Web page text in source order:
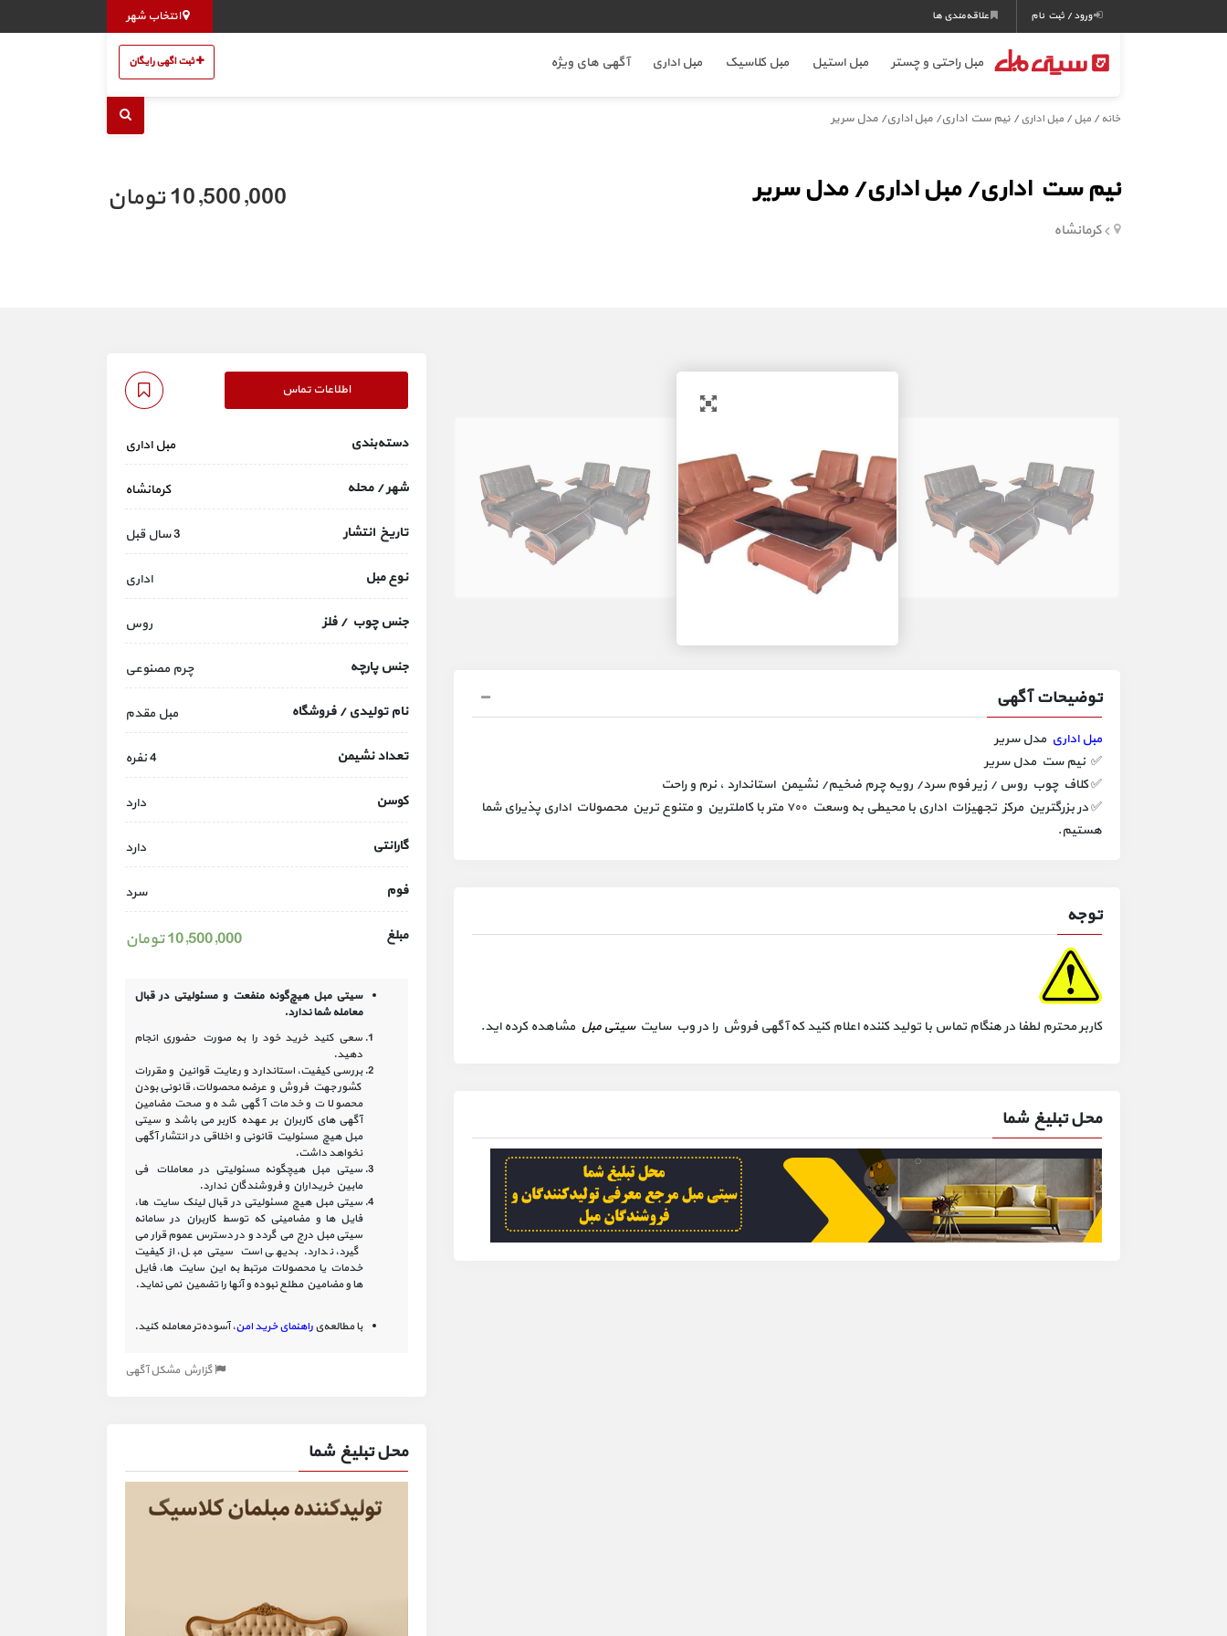
انتخاب شهر ورود / ثبت نام علاقه‌مندی ها
مبل راحتی و چستر مبل استیل مبل کلاسیک مبل اداری آگهی های ویژه ثبت اگهی رایگان
خانه / مبل/ مبل اداری/ نیم ست اداری/ مبل اداری/ مدل سریر
نیم ست اداری/ مبل اداری/ مدل سریر
کرمانشاه
10,500,000 تومان
توضیحات آگهی
مبل اداری مدل سریر
✅ نیم ست مدل سریر
✅ کلاف چوب روس / زیر فوم سرد/ رویه چرم ضخیم/ نشیمن استاندارد ، نرم و راحت
✅ در بزرگترین مرکز تجهیزات اداری با محیطی به وسعت ۷۰۰ متر با کاملترین و متنوع ترین محصولات اداری پذیرای شما
هستیم.
توجه
کاربر محترم لطفا در هنگام تماس با تولید کننده اعلام کنید که آگهی فروش را در وب سایتسیتی مبل مشاهده کرده اید.
محل تبلیغ شما
اطلاعات تماس
دسته‌بندی مبل اداری
شهر / محله کرمانشاه
تاریخ انتشار 3 سال قبل
نوع مبل اداری
جنس چوب / فلز روس
جنس پارچه چرم مصنوعی
نام تولیدی / فروشگاه مبل مقدم
تعداد نشیمن 4 نفره
کوسن دارد
گارانتی دارد
فوم سرد
مبلغ 10,500,000 تومان
سیتی مبل هیچ‌گونه منفعت و مسئولیتی درقبال
معامله شما ندارد.
سعی کنید خرید خود را به صورت حضوری انجام
دهید.
بررسی کیفیت، استاندارد و رعایت قوانین و مقررات
کشور جهت فروش و عرضه محصولات، قانونی بودن
محصولات و خدمات آگهی شده و صحت مضامین
آگهی‏ های کاربران بر عهده کاربر می باشد و سیتی
مبل هیچ مسئولیت قانونی و اخلاقی در انتشار آگهی
نخواهد داشت.
سیتی مبل هیچگونه مسئولیتی در معاملات فی
مابین خریداران و فروشندگان ندارد.
سیتی مبل هیچ مسئولیتی در قبال لینک‏ سایت ‏ها،
فایل ‏ها و مضامینی که توسط کاربران در سامانه‏
سیتی مبل درج می گردد و در دسترس عموم قرار می
گیرد، ندارد. بدیهی است سیتی مبل، از کیفیت
خدمات یا محصولات مرتبط به این سایت‏ ها، فایل
ها و مضامین مطلع نبوده و آنها را تضمین نمی نماید.
با مطالعه‌یراهنمای خرید امن، آسوده‌تر معامله کنید.
گزارش مشکل آگهی
محل تبلیغ شما